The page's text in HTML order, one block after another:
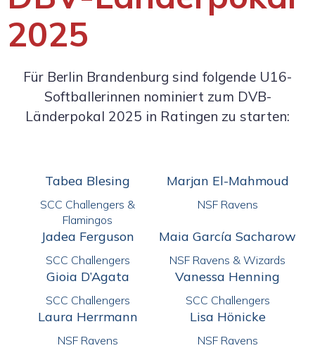
2025
Für Berlin Brandenburg sind folgende U16-
Softballerinnen nominiert zum DVB-
Länderpokal 2025 in Ratingen zu starten:
Tabea Blesing
SCC Challengers &
Flamingos
Marjan El-Mahmoud
NSF Ravens
Jadea Ferguson
SCC Challengers
Maia García Sacharow
NSF Ravens & Wizards
Gioia D’Agata
SCC Challengers
Vanessa Henning
SCC Challengers
Laura Herrmann
NSF Ravens
Lisa Hönicke
NSF Ravens